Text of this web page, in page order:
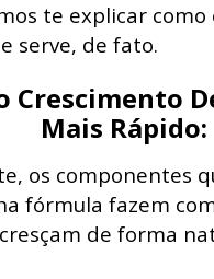
te explicar
serve, de fato.
Crescimento
Mais Rápido:
os componentes
fórmula fazem
de forma